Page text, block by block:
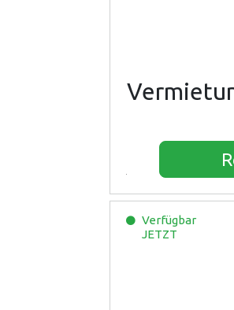
Verfügbar
JETZT